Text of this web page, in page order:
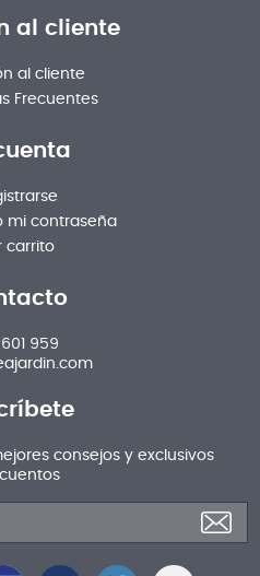
al cliente
al cliente
Frecuentes
mi contraseña
carrito
601 959
consejos y exclusivos